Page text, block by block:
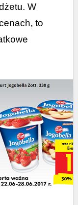
W
to